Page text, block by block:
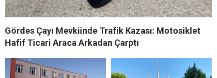
Gördes Çayı Mevkiinde Trafik Kazası: Motosiklet
Hafif Ticari Araca Arkadan Çarptı